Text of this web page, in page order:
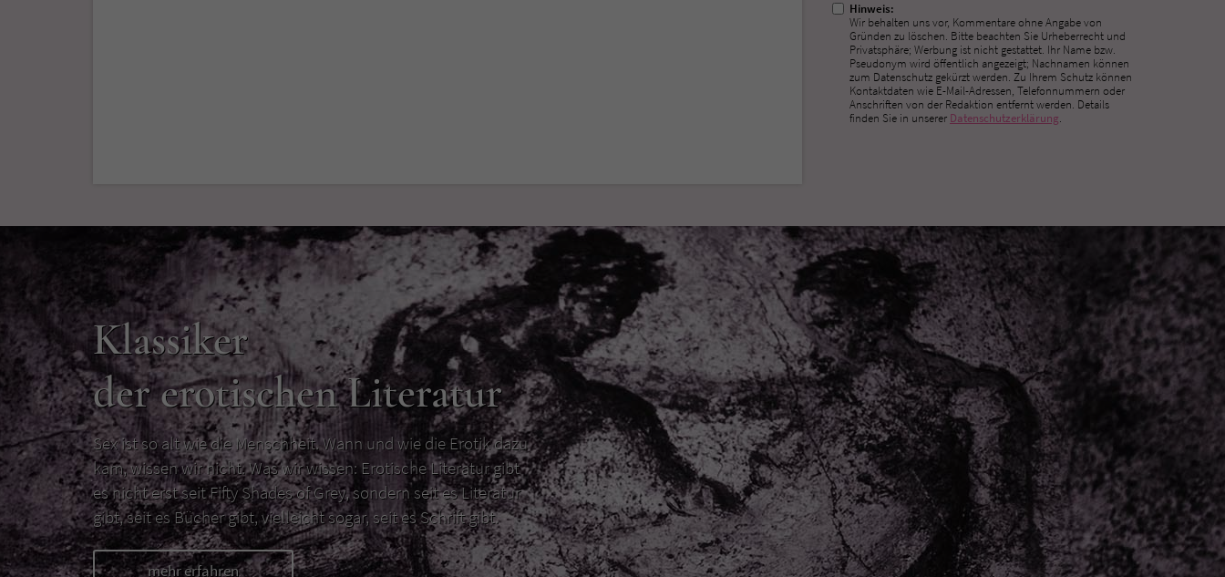
Hinweis:
Wir behalten uns vor, Kommentare ohne Angabe von
Gründen zu löschen. Bitte beachten Sie Urheberrecht und
Privatsphäre; Werbung ist nicht gestattet. Ihr Name bzw.
Pseudonym wird öffentlich angezeigt; Nachnamen können
zum Datenschutz gekürzt werden. Zu Ihrem Schutz können
Kontaktdaten wie E-Mail-Adressen, Telefonnummern oder
Anschriften von der Redaktion entfernt werden. Details
finden Sie in unserer Datenschutzerklärung.
Klassiker
der erotischen Literatur
Sex ist so alt wie die Menschheit. Wann und wie die Erotik dazu
kam, wissen wir nicht. Was wir wissen: Erotische Literatur gibt
es nicht erst seit Fifty Shades of Grey, sondern seit es Literatur
gibt, seit es Bücher gibt, vielleicht sogar, seit es Schrift gibt.
mehr erfahren